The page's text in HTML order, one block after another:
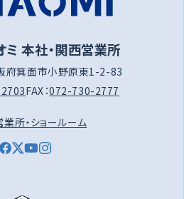
本社・関西営業所
府箕面市小野原東1-2-83
FAX：072-730-2777
所・ショールーム